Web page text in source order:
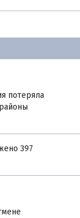
потеряла
397